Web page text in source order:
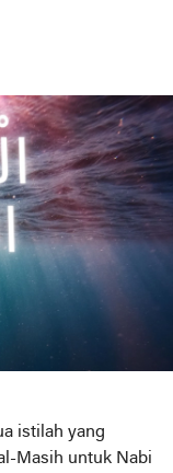
istilah yang
Masih untuk Nabi